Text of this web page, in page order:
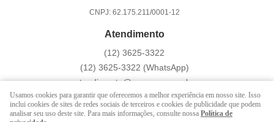
CNPJ: 62.175.211/0001-12
Atendimento
(12) 3625-3322
(12) 3625-3322 (WhatsApp)
atendimento@agaesse.com.br
LOJA VIRTUAL CRIADA POR
Usamos cookies para garantir que oferecemos a melhor experiência em nosso site. Isso
inclui cookies de sites de redes sociais de terceiros e cookies de publicidade que podem
analisar seu uso deste site. Para mais informações, consulte nossa Política de